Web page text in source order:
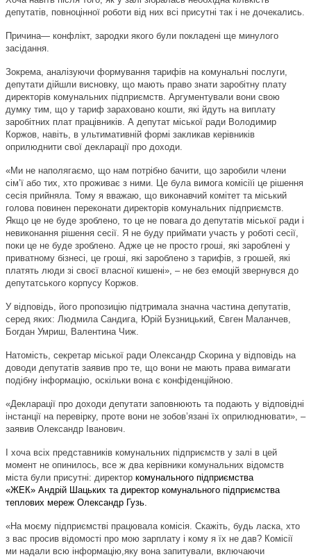
депутатів, повноцінної роботи від них всі присутні так і не дочекались.
Причина— конфлікт, зародки якого були покладені ще минулого
засідання.
Зокрема, аналізуючи формування тарифів на комунальні послуги,
депутати дійшли висновку, що мають право знати заробітну плату
директорів комунальних підприємств. Аргументували вони свою
думку тим, що у тариф зараховано кошти, які йдуть на виплату
заробітних плат працівників. А депутат міської ради Володимир
Коржов, навіть, в ультимативній формі закликав керівників
оприлюднити свої декларації про доходи.
«Ми не наполягаємо, що нам потрібно бачити, що заробили члени
сім’ї або тих, хто проживає з ними. Це була вимога комісіїі це рішення
сесія прийняла. Тому я вважаю, що виконавчий комітет та міський
голова повинен переконати директорів комунальних підприємств.
Якщо це не буде зроблено, то це не повага до депутатів міської ради і
невиконання рішення сесії. Я не буду приймати участь у роботі сесії,
поки це не буде зроблено. Адже це не просто гроші, які зароблені у
приватному бізнесі, це гроші, які зароблено з тарифів, з грошей, які
платять люди зі своєї власної кишені», – не без емоцій звернувся до
депутатського корпусу Коржов.
У відповідь, його пропозицію підтримала значна частина депутатів,
серед яких: Людмила Сандига, Юрій Бузницький, Євген Маланчев,
Богдан Умриш, Валентина Чиж.
Натомість, секретар міської ради Олександр Скорина у відповідь на
доводи депутатів заявив про те, що вони не мають права вимагати
подібну інформацію, оскільки вона є конфіденційною.
«Декларації про доходи депутати заповнюють та подають у відповідні
інстанції на перевірку, проте вони не зобов’язані їх оприлюднювати», –
заявив Олександр Іванович.
І хоча всіх представників комунальних підприємств у залі в цей
момент не опинилось, все ж два керівники комунальних відомств
міста були присутні: директор комунального підприємства
«ЖЕК» Андрій Шацьких та директор комунального підприємства
теплових мереж Олександр Гузь.
«На моєму підприємстві працювала комісія. Скажіть, будь ласка, хто
з вас просив відомості про мою зарплату і кому я їх не дав? Комісії
ми надали всю інформацію,яку вона запитували, включаючи